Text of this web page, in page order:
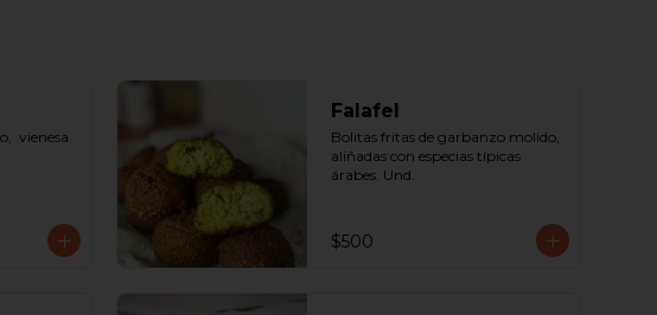
vienesa
Falafel
Bolitas fritas de garbanzo molido,
aliñadas con especias típicas
árabes. Und.
$500